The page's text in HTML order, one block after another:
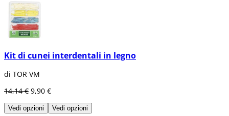
Kit di cunei interdentali in legno
di TOR VM
14,14 € 9,90 €
Vedi opzioni Vedi opzioni